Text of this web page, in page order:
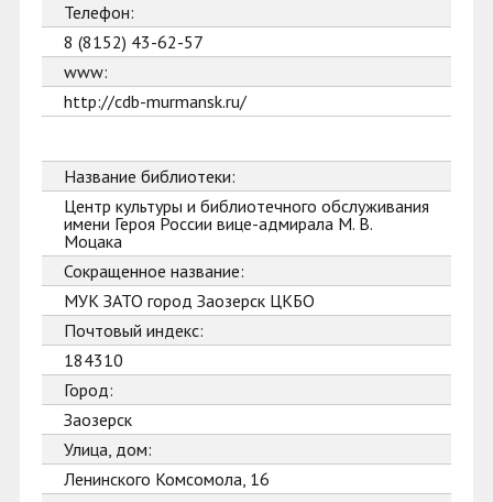
Телефон:
8 (8152) 43-62-57
www:
http://cdb-murmansk.ru/
Название библиотеки:
Центр культуры и библиотечного обслуживания
имени Героя России вице-адмирала М. В.
Моцака
Сокращенное название:
МУК ЗАТО город Заозерск ЦКБО
Почтовый индекс:
184310
Город:
Заозерск
Улица, дом:
Ленинского Комсомола, 16